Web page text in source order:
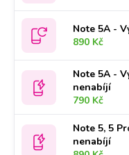
Note 5A -
890 Kč
Note 5A -
nenabíjí
790 Kč
Note 5, 5
nenabíjí